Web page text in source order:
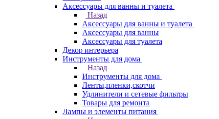
Аксессуары для ванны и туалета
Назад
Аксессуары для ванны и туалета
Аксессуары для ванны
Аксессуары для туалета
Декор интерьера
Инструменты для дома
Назад
Инструменты для дома
Ленты,пленки,скотчи
Удлинители и сетевые фильтры
Товары для ремонта
Лампы и элементы питания